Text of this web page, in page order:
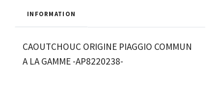
INFORMATION
CAOUTCHOUC ORIGINE PIAGGIO COMMUN
A LA GAMME -AP8220238-